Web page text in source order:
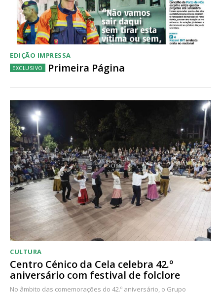
EDIÇÃO IMPRESSA
Primeira Página
CULTURA
Centro Cénico da Cela celebra 42.º
aniversário com festival de folclore
No âmbito das comemorações do 42.º aniversário, o Grupo